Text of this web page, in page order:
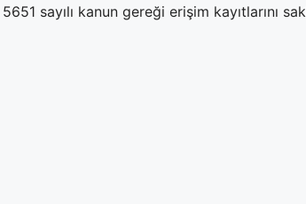
sayılı kanun gereği erişim kayıtlarını